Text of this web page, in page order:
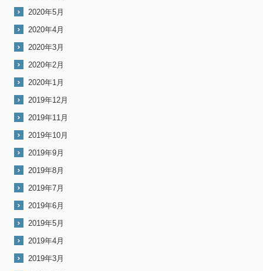
2020年5月
2020年4月
2020年3月
2020年2月
2020年1月
2019年12月
2019年11月
2019年10月
2019年9月
2019年8月
2019年7月
2019年6月
2019年5月
2019年4月
2019年3月